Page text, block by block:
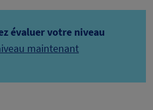
évaluer votre niveau
maintenant